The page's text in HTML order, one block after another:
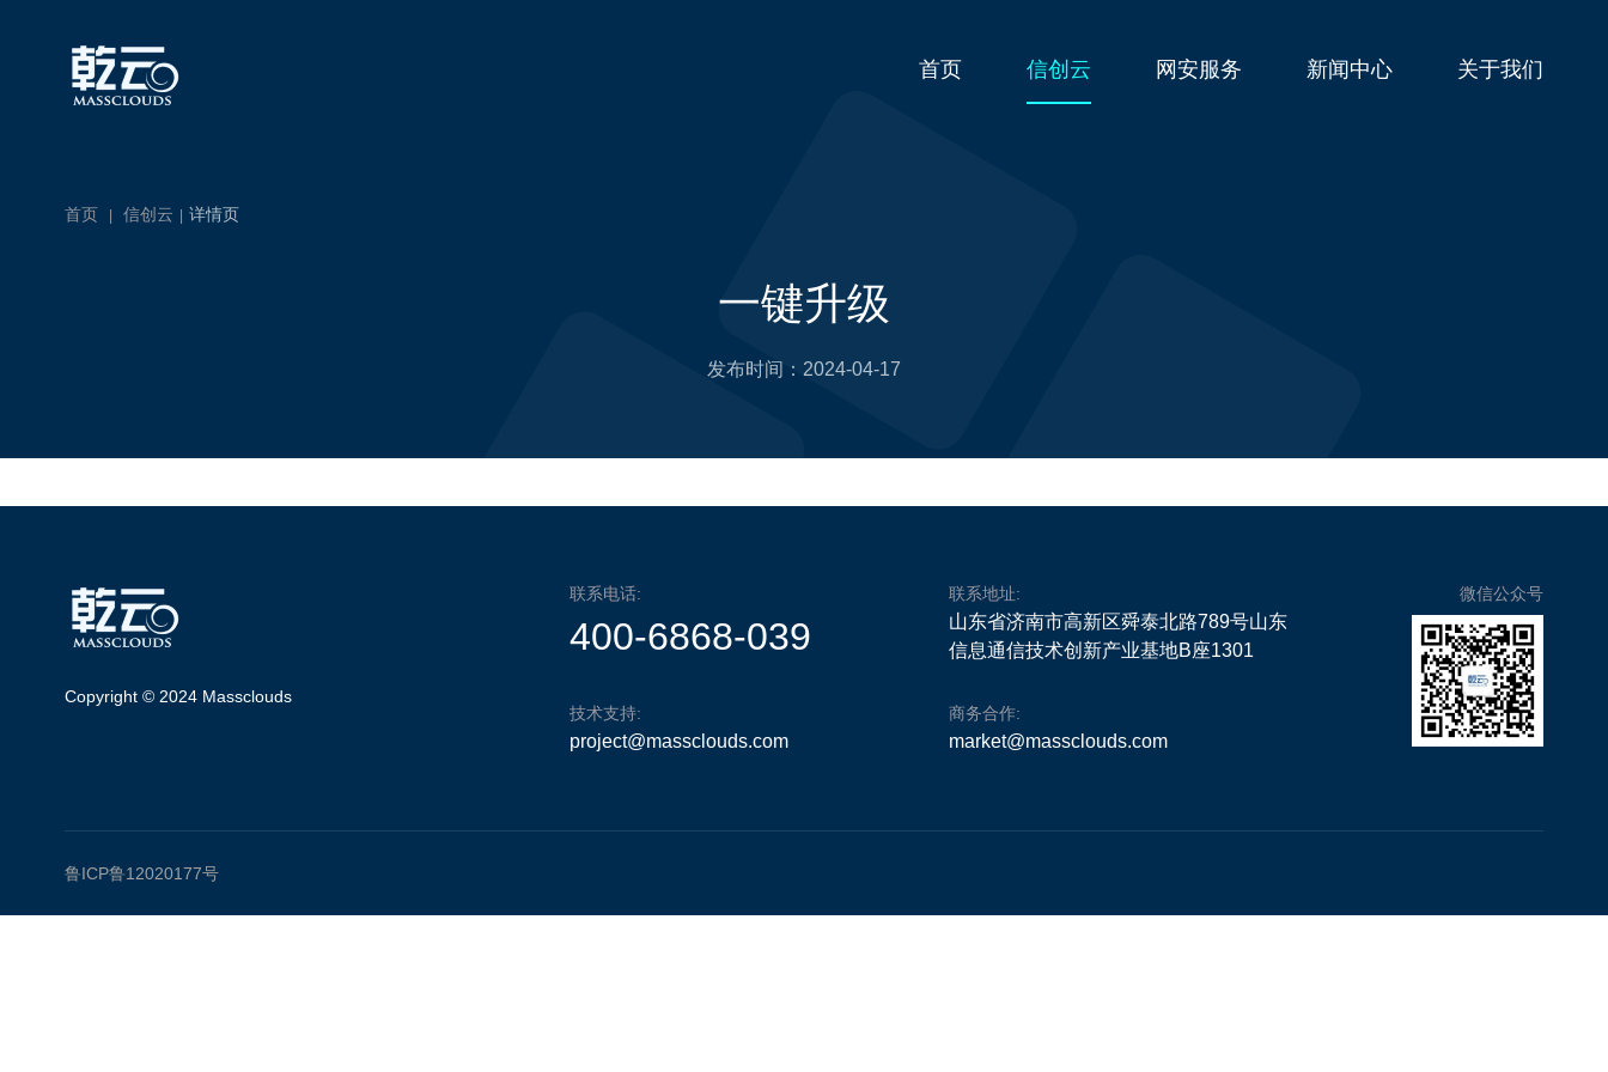
首页 信创云 网安服务 新闻中心 关于我们
首页 信创云 详情页
一键升级
发布时间： 2024-04-17
Copyright © 2024 Massclouds
联系电话:
400-6868-039
技术支持:
project@massclouds.com
联系地址:
山东省济南市高新区舜泰北路789号山东
信息通信技术创新产业基地B座1301
商务合作:
market@massclouds.com
微信公众号
鲁ICP鲁12020177号